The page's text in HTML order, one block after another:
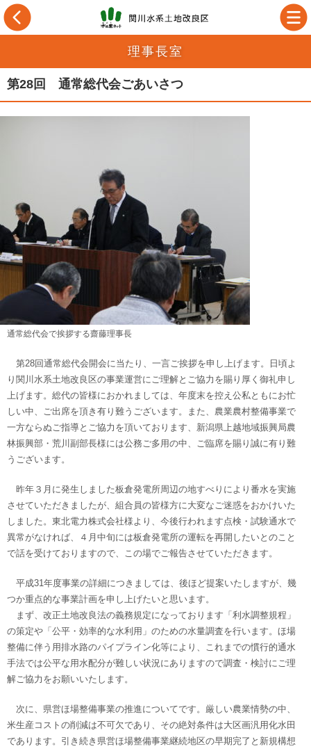
理事長室
第28回 通常総代会ごあいさつ
通常総代会で挨拶する齋藤理事長
第28回通常総代会開会に当たり、一言ご挨拶を申し上げます。日頃よ
り関川水系土地改良区の事業運営にご理解とご協力を賜り厚く御礼申し
上げます。総代の皆様におかれましては、年度末を控え公私ともにお忙
しい中、ご出席を頂き有り難うございます。また、農業農村整備事業で
一方ならぬご指導とご協力を頂いております、新潟県上越地域振興局農
林振興部・荒川副部長様には公務ご多用の中、ご臨席を賜り誠に有り難
うございます。
昨年３月に発生しました板倉発電所周辺の地すべりにより番水を実施
させていただきましたが、組合員の皆様方に大変なご迷惑をおかけいた
しました。東北電力株式会社様より、今後行われます点検・試験通水で
異常がなければ、４月中旬には板倉発電所の運転を再開したいとのこと
で話を受けておりますので、この場でご報告させていただきます。
平成31年度事業の詳細につきましては、後ほど提案いたしますが、幾
つか重点的な事業計画を申し上げたいと思います。
まず、改正土地改良法の義務規定になっております「利水調整規程」
の策定や「公平・効率的な水利用」のための水量調査を行います。ほ場
整備に伴う用排水路のパイプライン化等により、これまでの慣行的通水
手法では公平な用水配分が難しい状況にありますので調査・検討にご理
解ご協力をお願いいたします。
次に、県営ほ場整備事業の推進についてです。厳しい農業情勢の中、
米生産コストの削減は不可欠であり、その絶対条件は大区画汎用化水田
であります。引き続き県営ほ場整備事業継続地区の早期完了と新規構想